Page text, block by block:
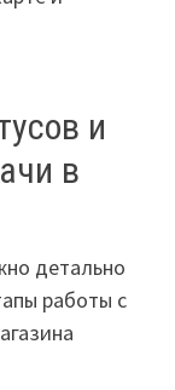
и
в
детально
работы с